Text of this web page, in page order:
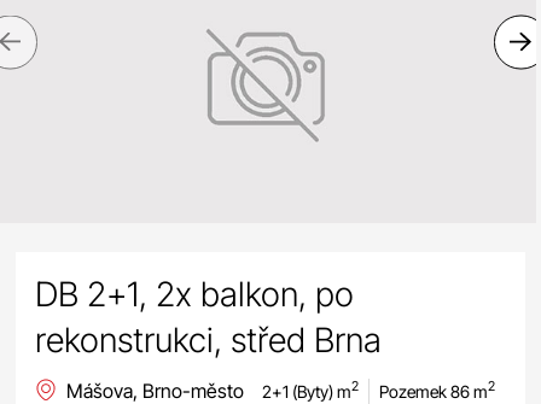
DB 2+1, 2x balkon, po
rekonstrukci, střed Brna
Mášova, Brno-město 2+1 (Byty) m2 Pozemek 86 m2